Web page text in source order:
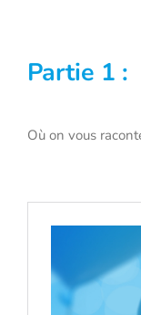
Partie 1 :
Où on vous